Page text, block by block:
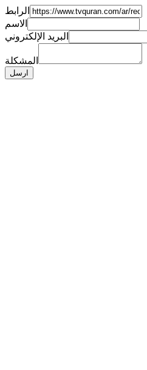
الرابط
الاسم
البريد الإلكتروني
المشكلة
ارسل